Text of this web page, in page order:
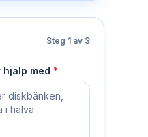
Steg 1 av 3
hjälp med *